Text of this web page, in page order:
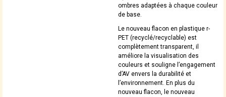
ombres adaptées à chaque couleur
de base.
Le nouveau flacon en plastique r-
PET (recyclé/recyclable) est
complètement transparent, il
améliore la visualisation des
couleurs et souligne l’engagement
d’AV envers la durabilité et
l’environnement. En plus du
nouveau flacon, le nouveau